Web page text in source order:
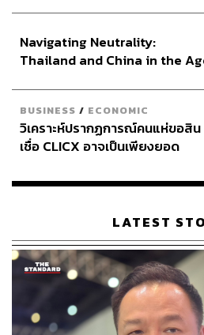
โกรธ หรืออารมณ์เหงาเพราะรู้สึก
สิ่งที่ติดค้างตกทอดมากับวิวัฒนาก
นั้นก็จะเกิดขึ้น แต่พอเรา ‘เห็น’ มั
ควาญช้างนั้นแม้จะมีพลังน้อย แต่ก็
เรื่องก็สามารถรั้งช้างเอาไว้ได้ เพื่
ใคร่ครวญดูก่อนว่าเรามี ‘รูปแบบค
เกิดปัญหาหรือถูกมองว่า Toxic
แล้วขั้นตอนที่ยากที่สุด ก็คือการที่เรา
จิตใต้สำนึก (หรือช้าง) ของเราให้ไ
จิตใต้สำนึกมาอยู่ข้างเดียวกับเรา
Navigating Neutrality:
Thailand and China in the
BUSINESS / ECONOMIC
วิเคราะห์ปรากฏการณ์คนแห่ขอสิน
เชื่อ CLICX อาจเป็นเพียงยอด
เรือนไทยที่ถูกซุกไว้
LATEST